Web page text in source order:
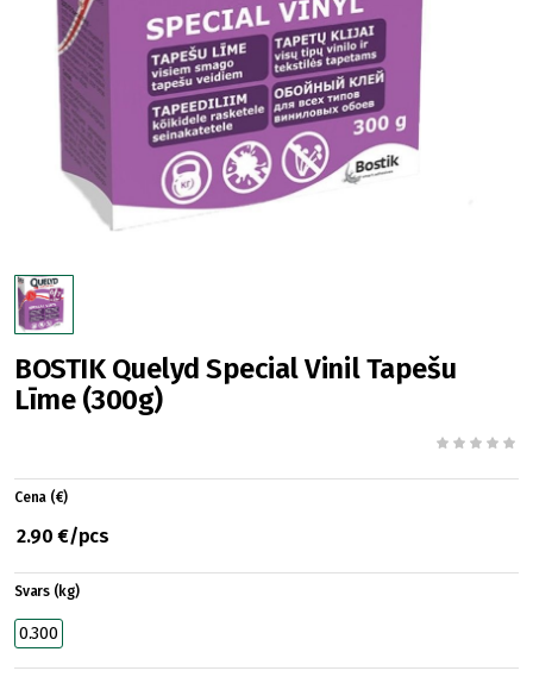
BOSTIK Quelyd Special Vinil Tapešu
Līme (300g)
Cena (€)
2.90 €/pcs
Svars (kg)
0.300